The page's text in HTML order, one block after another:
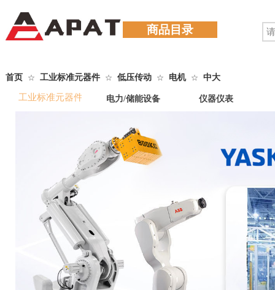
首页 ☆ 工业标准元器件 ☆ 低压传动 ☆ 电机 ☆ 中大
工业标准元器件 电力/储能设备 仪器仪表
商品目录